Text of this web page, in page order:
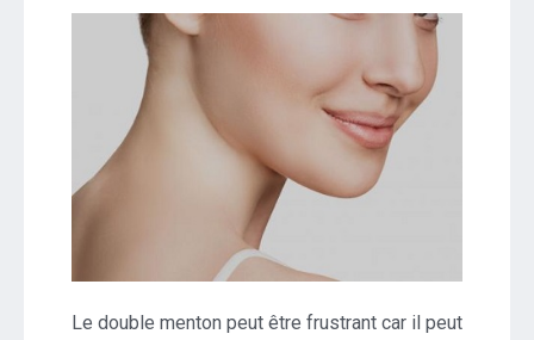
Le double menton peut être frustrant car il peut